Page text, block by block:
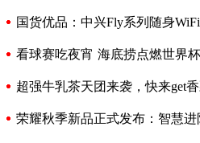
国货优品：中兴Fly系列随身
看球赛吃夜宵 海底捞点燃世界
超强牛乳茶天团来袭，快来get香
荣耀秋季新品正式发布：智慧